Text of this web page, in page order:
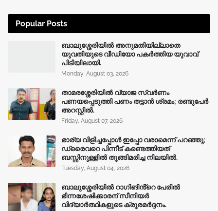
Popular Posts
ബാലുശ്ശേരിയിൽ അനുമതിയില്ലാതെ
യുവതിയുടെ വീഡിയോ പകർത്തിയ യുവാവ്
പിടിയിലായി.
Monday, August 03, 2026
താമരശ്ശേരിയിൽ വ്യാജ സ്വർണം
പണയപ്പെടുത്തി പണം തട്ടാൻ ശ്രമം; രണ്ടുപേർ
അറസ്റ്റിൽ.
Friday, August 07, 2026
ഭാര്യ വിളിച്ചപ്പോള്‍ ഇപ്പോ വരാമെന്ന് പറഞ്ഞു;
ഡ്രൈവറെ പിന്നീട് കണ്ടെത്തിയത്
ബസ്സിനുള്ളില്‍ തൂങ്ങിമരിച്ച നിലയിൽ.
Tuesday, August 04, 2026
ബാലുശ്ശേരിയിൽ റാഗിങിൻ്റെ പേരിൽ
ഭിന്നശേഷിക്കാരന് സീനിയർ
വിദ്യാർത്ഥികളുടെ ക്രൂരമര്‍ദ്ദനം.